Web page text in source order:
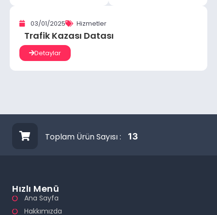
03/01/2025 Hizmetler
Trafik Kazası Datası
Detaylar
Toplam Ürün Sayısı : 13
Hızlı Menü
Ana Sayfa
Hakkımızda